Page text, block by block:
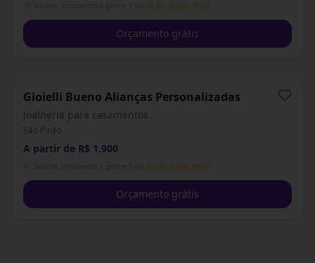
10 pts (Clube Wed)
Orçamento grátis
Gioielli Bueno Alianças Personalizadas
Joalheria para casamentos
São Paulo
A partir de R$ 1.900
10 pts (Clube Wed)
Orçamento grátis